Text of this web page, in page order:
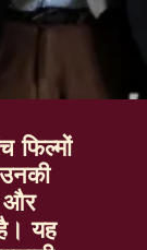
फिल्मों
और
यह